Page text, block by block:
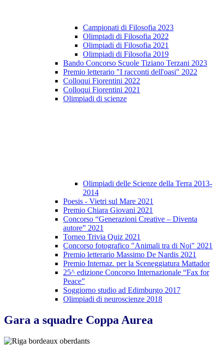
Campionati di Filosofia 2023
Olimpiadi di Filosofia 2022
Olimpiadi di Filosofia 2021
Olimpiadi di Filosofia 2019
Bando Concorso Scuole Tiziano Terzani 2023
Premio letterario "I racconti dell'oasi" 2022
Colloqui Fiorentini 2022
Colloqui Fiorentini 2021
Olimpiadi di scienze
Olimpiadi delle Scienze della Terra 2013-
2014
Poesis - Vietri sul Mare 2021
Premio Chiara Giovani 2021
Concorso “Generazioni Creative – Diventa
autore” 2021
Torneo Trivia Quiz 2021
Concorso fotografico "Animali tra di Noi" 2021
Premio letterario Massimo De Nardis 2021
Premio Internaz. per la Sceneggiatura Mattador
25^ edizione Concorso Internazionale “Fax for
Peace”
Soggiorno studio ad Edimburgo 2017
Olimpiadi di neuroscienze 2018
Gara a squadre Coppa Aurea